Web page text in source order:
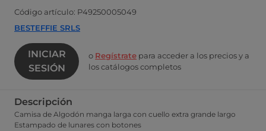
Código artículo: P49250005049
BESTEFFIE SRLS
INICIAR
SESIÓN
o Regístrate para acceder a los precios y a
los catálogos completos
Descripción
Camisa de Algodón manga larga con cuello extra grande largo
Estampado de lunares con botones